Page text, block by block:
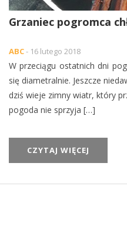
Grzaniec pogromca
ABC- 16 lutego 2018
W przeciągu ostatnich dni
się diametralnie. Jeszcze
dziś wieje zimny wiatr, który
pogoda nie sprzyja […]
CZYTAJ WIĘCEJ